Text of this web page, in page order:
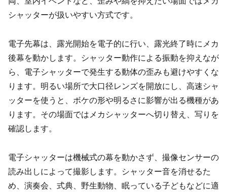
シャッターが扱いやすい方式です。
電子先幕は、露光開始を電子的に行い、露光終了時にメカ
後幕を動かします。シャッター動作による振動を抑えなが
ら、電子シャッターで発生する動体の歪みも避けやすくな
ります。明るい場所で大口径レンズを開放にし、高速シャ
ッターを使うと、ボケの形や明るさに影響が出る機種があ
ります。その場面ではメカシャッターへ切り替え、写りを
確認します。
電子シャッターは機械式の幕を動かさず、撮像センサーの
読み出しによって撮影します。シャッター音を消せるた
め、演奏会、式典、野生動物、眠っている子どもなどに適